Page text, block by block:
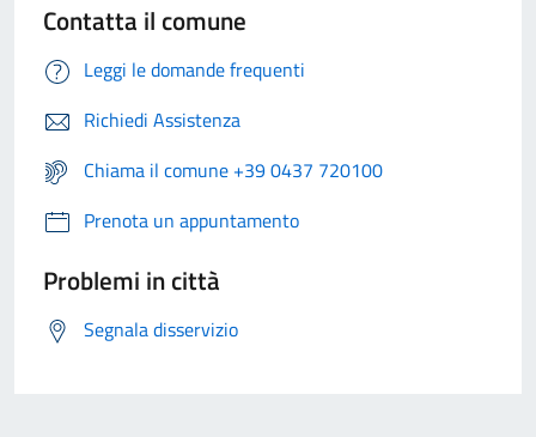
Contatta il comune
Leggi le domande frequenti
Richiedi Assistenza
Chiama il comune +39 0437 720100
Prenota un appuntamento
Problemi in città
Segnala disservizio